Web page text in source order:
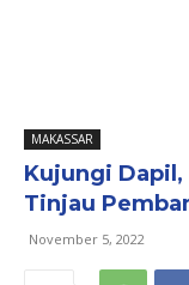
MAKASSAR
Kujungi Dapil,
Tinjau
November 5, 2022